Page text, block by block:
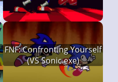
FNF: Confronting Yourself
(VS Sonic.exe)